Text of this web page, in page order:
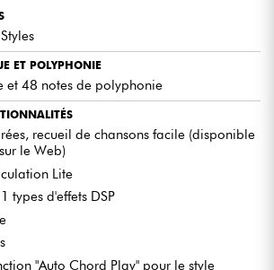
vous permettant de créer des
progressions musicales authentiques et
d'enrichir votre palette de performances.
De plus, il propose des fonctions Style qui
jouent automatiquement les parties
rythmiques, les lignes de basse et les
accords pour s'aligner parfaitement sur
vos accords d'une seule note ou d'accords
complets. Ainsi, même en solo, vous
bénéficiez d'un accompagnement complet
qui se synchronise automatiquement avec
vous.
ET POLYPHONIE
et 48 notes de polyphonie
recueil de chansons facile (disponible
le Web)
Lite
types d'effets DSP
"Auto Chord Play" pour le style